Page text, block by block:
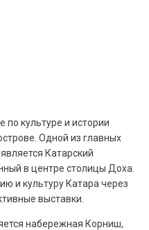
по культуре и истории
Одной из главных
Катарский
в центре столицы Доха.
и культуру Катара через
выставки.
набережная Корниш,